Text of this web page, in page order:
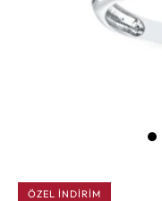
ÖZEL İNDİRİM